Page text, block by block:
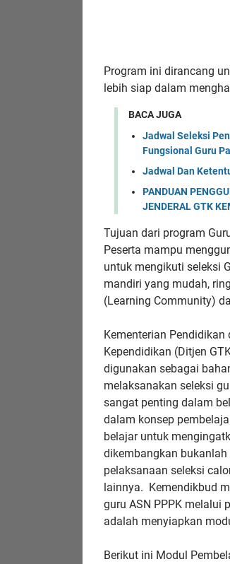
Program ini dirancang
lebih siap dalam
BACA JUGA
Jadwal Seleksi
Fungsional Guru
Jadwal Dan
PANDUAN
JENDERAL GTK
Tujuan dari program
Peserta mampu
untuk mengikuti seleksi
mandiri yang mudah,
(Learning Community)
Kementerian
Kependidikan (Ditjen
digunakan sebagai
melaksanakan seleksi
sangat penting dalam
dalam konsep
belajar untuk
dikembangkan
pelaksanaan seleksi
lainnya. Kemendikbud
guru ASN PPPK melalui
adalah menyiapkan
Berikut ini Modul